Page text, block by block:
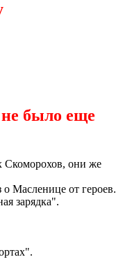
было еще
Скоморохов, они же
о Масленице от героев.
зарядка".